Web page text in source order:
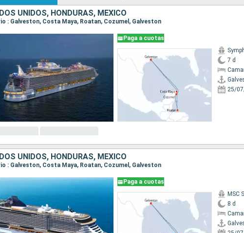
UNIDOS, HONDURAS, MÉXICO
: Galveston, Costa Maya, Roatan, Cozumel, Galveston
Paga a cuotas
7 d
25/
UNIDOS, HONDURAS, MÉXICO
: Galveston, Costa Maya, Roatan, Cozumel, Galveston
Paga a cuotas
MSC
8 d